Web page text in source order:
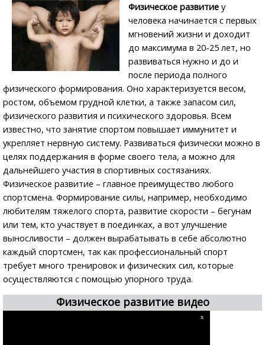
Физическое развитие у
человека начинается с первых
мгновений жизни и доходит
до максимума в 20-25 лет, но
развиваться нужно и до и
после периода полного
физического формирования. Оно характеризуется весом,
ростом, объемом грудной клетки, а также запасом сил,
физического развития и психического здоровья. Всем
известно, что занятие спортом повышает иммунитет и
укрепляет нервную систему. Развиваться физически можно в
целях поддержания в форме своего тела, а можно для
дальнейшего участия в спортивных состязаниях.
Физическое развитие – главное преимущество любого
спортсмена. Формирование силы, например, необходимо
любителям тяжелого спорта, развитие скорости – бегунам
или тем, кто участвует в поединках, а вот улучшение
выносливости – должен вырабатывать в себе абсолютно
каждый спортсмен, так как профессиональный спорт
требует много тренировок и физических сил, которые
осуществляются с помощью упорного труда.
Физическое развитие видео
x